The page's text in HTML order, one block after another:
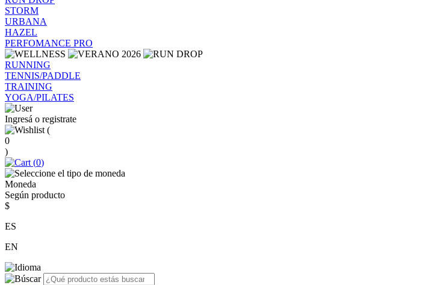
STORM
URBANA
HAZEL
PERFOMANCE PRO
RUNNING
TENNIS/PADDLE
TRAINING
YOGA/PILATES
Ingresá o registrate
(
0
)
(0)
Moneda
Según producto
$
ES
EN